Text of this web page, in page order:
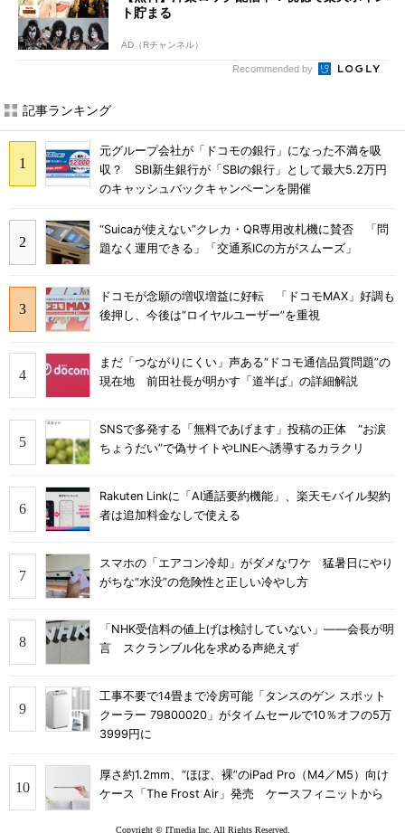
ト貯まる
AD（Rチャンネル）
Recommended by
記事ランキング
元グループ会社が「ドコモの銀行」になった不満を吸
収？ SBI新生銀行が「SBIの銀行」として最大5.2万円
のキャッシュバックキャンペーンを開催
“Suicaが使えない”クレカ・QR専用改札機に賛否 「問
題なく運用できる」「交通系ICの方がスムーズ」
ドコモが念願の増収増益に好転 「ドコモMAX」好調も
後押し、今後は“ロイヤルユーザー”を重視
まだ「つながりにくい」声ある“ドコモ通信品質問題”の
現在地 前田社長が明かす「道半ば」の詳細解説
SNSで多発する「無料であげます」投稿の正体 “お涙
ちょうだい”で偽サイトやLINEへ誘導するカラクリ
Rakuten Linkに「AI通話要約機能」、楽天モバイル契約
者は追加料金なしで使える
スマホの「エアコン冷却」がダメなワケ 猛暑日にやり
がちな“水没”の危険性と正しい冷やし方
「NHK受信料の値上げは検討していない」――会長が明
言 スクランブル化を求める声絶えず
工事不要で14畳まで冷房可能「タンスのゲン スポット
クーラー 79800020」がタイムセールで10％オフの5万
3999円に
厚さ約1.2mm、“ほぼ、裸”のiPad Pro（M4／M5）向け
ケース「The Frost Air」発売 ケースフィニットから
Copyright © ITmedia Inc. All Rights Reserved.